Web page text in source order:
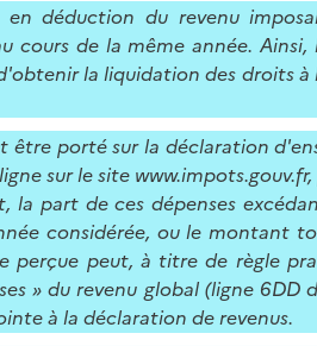
en déduction du revenu
cours de la même année. Ainsi,
la liquidation des droits
être porté sur la déclaration
sur le site
la part de ces dépenses
considérée, ou le montant
perçue peut, à titre de règle
» du revenu global (ligne 6DD
à la déclaration de revenus.